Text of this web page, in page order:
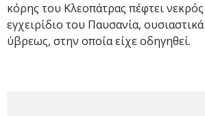
κόρης του Κλεοπάτρας πέφτει
εγχειρίδιο του Παυσανία, ουσιαστικά
ύβρεως, στην οποία είχε οδηγηθεί.